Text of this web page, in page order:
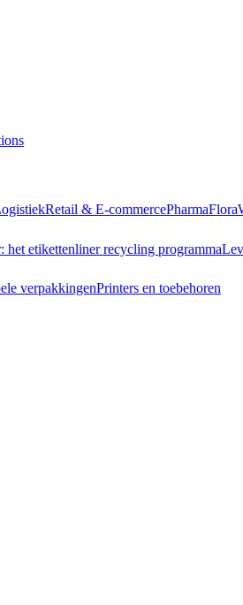
Retail & E-commercePharmaFlora
het etikettenliner recycling programma
verpakkingenPrinters en toebehoren